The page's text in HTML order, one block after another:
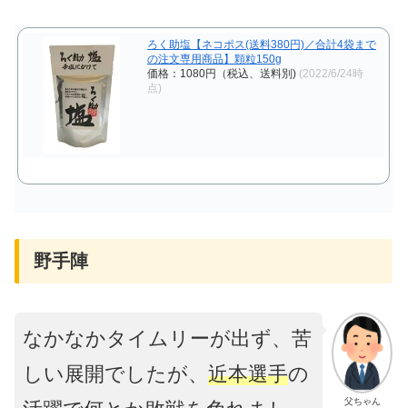
ろく助塩【ネコポス(送料380円)／合計4袋まで
の注文専用商品】顆粒150g
価格：1080円（税込、送料別) (2022/6/24時
点)
野手陣
父ちゃん
なかなかタイムリーが出ず、苦
しい展開でしたが、 近本選手の